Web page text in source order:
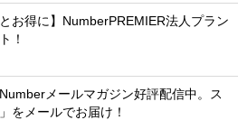
とお得に】NumberPREMIER法人プラン
！
Numberメールマガジン好評配信中。ス
をメールでお届け！